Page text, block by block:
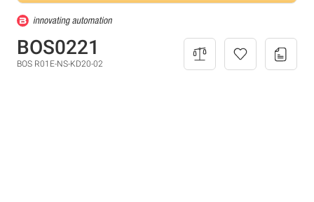
BOS0221
BOS R01E-NS-KD20-02